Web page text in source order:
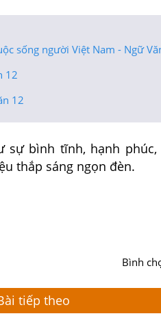
sống người Việt Nam - Ngữ
12
12
sự bình tĩnh, hạnh
thắp sáng ngọn đèn.
Bình
tiếp theo